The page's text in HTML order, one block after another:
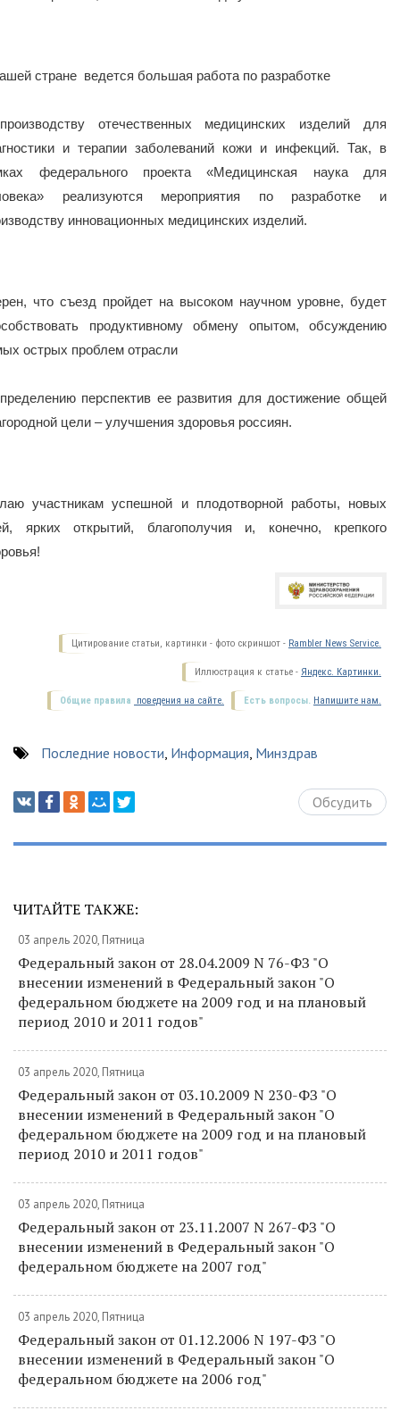
стране ведется большая работа по разработке
отечественных медицинских изделий для
и терапии заболеваний кожи и инфекций. Так, в
федерального проекта «Медицинская наука для
реализуются мероприятия по разработке и
инновационных медицинских изделий.
что съезд пройдет на высоком научном уровне, будет
продуктивному обмену опытом, обсуждению
острых проблем отрасли
перспектив ее развития для достижение общей
цели – улучшения здоровья россиян.
участникам успешной и плодотворной работы, новых
ярких открытий, благополучия и, конечно, крепкого
Цитирование статьи, картинки - фото скриншот - Rambler News Service.
Иллюстрация к статье - Яндекс. Картинки.
Есть вопросы. Напишите нам.
Общие правила поведения на сайте.
Последние новости, Информация, Минздрав
Обсудить
ЧИТАЙТЕ ТАКЖЕ:
03 апрель 2020, Пятница
Федеральный закон от 28.04.2009 N 76-ФЗ "О
внесении изменений в Федеральный закон "О
федеральном бюджете на 2009 год и на плановый
период 2010 и 2011 годов"
03 апрель 2020, Пятница
Федеральный закон от 03.10.2009 N 230-ФЗ "О
внесении изменений в Федеральный закон "О
федеральном бюджете на 2009 год и на плановый
период 2010 и 2011 годов"
03 апрель 2020, Пятница
Федеральный закон от 23.11.2007 N 267-ФЗ "О
внесении изменений в Федеральный закон "О
федеральном бюджете на 2007 год"
03 апрель 2020, Пятница
Федеральный закон от 01.12.2006 N 197-ФЗ "О
внесении изменений в Федеральный закон "О
федеральном бюджете на 2006 год"